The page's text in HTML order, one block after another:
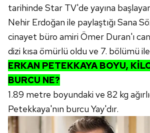
tarihinde Star TV'de yayına
Nehir Erdoğan ile paylaştığı Sana
cinayet büro amiri Ömer Duran'ı
dizi kısa ömürlü oldu ve 7. bölümü
ERKAN PETEKKAYA BOYU,
BURCU NE?
1.89 metre boyundaki ve 82 kg
Petekkaya'nın burcu Yay'dır.